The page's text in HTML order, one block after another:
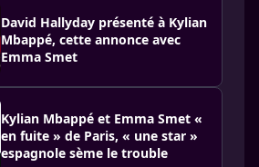
David Hallyday présenté à Kylian
Mbappé, cette annonce avec
Emma Smet
Kylian Mbappé et Emma Smet «
en fuite » de Paris, « une star »
espagnole sème le trouble